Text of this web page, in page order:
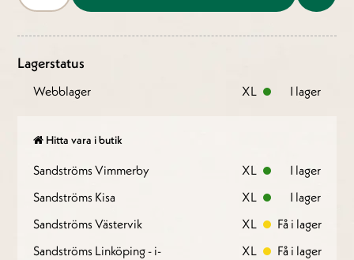
Lagerstatus
Webblager XL I lager
Hitta vara i butik
Sandströms Vimmerby XL
I lager
Sandströms Kisa
XL
I lager
Sandströms Västervik
XL
Få i lager
Sandströms Linköping - i-
XL Få i lager